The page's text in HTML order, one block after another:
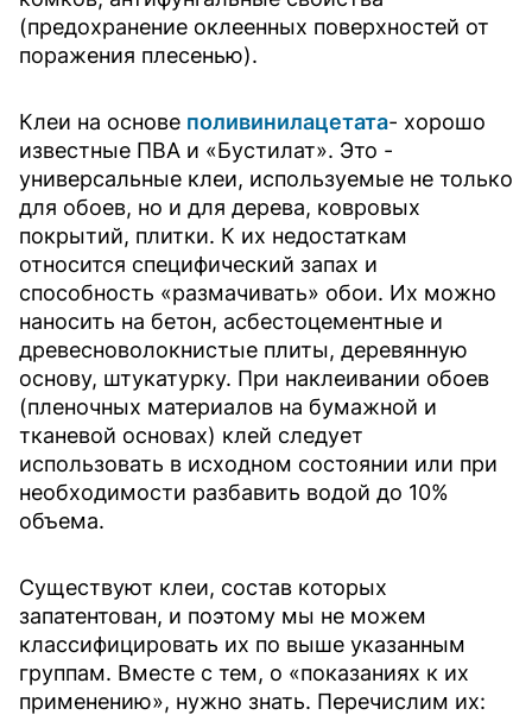
(предохранение оклеенных поверхностей от
поражения плесенью).
Клеи на основе поливинилацетата- хорошо
известные ПВА и «Бустилат». Это -
универсальные клеи, используемые не только
для обоев, но и для дерева, ковровых
покрытий, плитки. К их недостаткам
относится специфический запах и
способность «размачивать» обои. Их можно
наносить на бетон, асбестоцементные и
древесноволокнистые плиты, деревянную
основу, штукатурку. При наклеивании обоев
(пленочных материалов на бумажной и
тканевой основах) клей следует
использовать в исходном состоянии или при
необходимости разбавить водой до 10%
объема.
Существуют клеи, состав которых
запатентован, и поэтому мы не можем
классифицировать их по выше указанным
группам. Вместе с тем, о «показаниях к их
применению», нужно знать. Перечислим их: